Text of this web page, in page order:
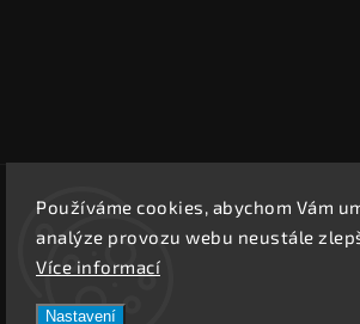
Používáme cookies, abychom Vám
analýze provozu webu neustále
Více informací
Nastavení
Copyright